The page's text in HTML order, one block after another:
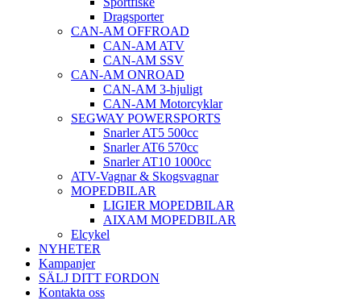
Dragsporter
CAN-AM OFFROAD
CAN-AM ATV
CAN-AM SSV
CAN-AM ONROAD
CAN-AM 3-hjuligt
CAN-AM Motorcyklar
SEGWAY POWERSPORTS
Snarler AT5 500cc
Snarler AT6 570cc
Snarler AT10 1000cc
ATV-Vagnar & Skogsvagnar
MOPEDBILAR
LIGIER MOPEDBILAR
AIXAM MOPEDBILAR
Elcykel
NYHETER
Kampanjer
SÄLJ DITT FORDON
Kontakta oss